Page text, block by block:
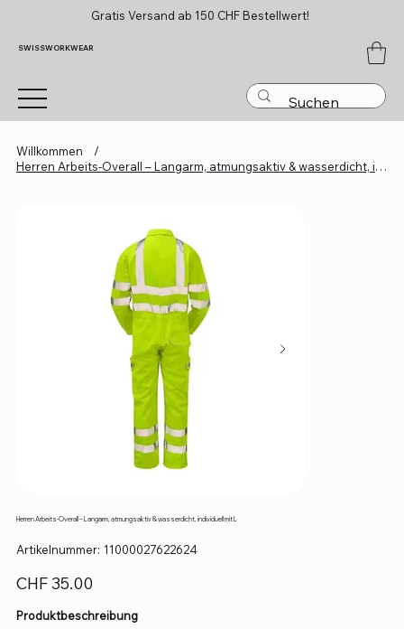
Gratis Versand ab 150 CHF Bestellwert!
SWISSWORKWEAR
Willkommen
/
Herren Arbeits-Overall – Langarm, atmungsaktiv & wasserdicht, individuell mit L
Herren Arbeits-Overall – Langarm, atmungsaktiv & wasserdicht, individuell mit L
Artikelnummer: Artikelnummer:
11000027622624
11000027622624
Preis
CHF 35.00
Produktbeschreibung